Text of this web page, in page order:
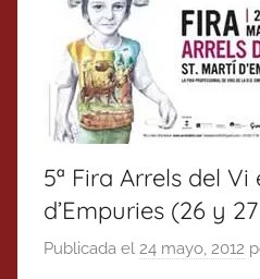
5ª Fira Arrels del
d’Empuries (26 y
Publicada el 24 mayo, 2012